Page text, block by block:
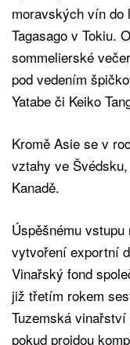
moravských vín
Tagasago v Tokiu.
sommelierské
pod vedením
Yatabe či Keiko
Kromě Asie se v
vztahy ve
Kanadě.
Úspěšnému
vytvoření exportní
Vinařský fond
již třetím rokem
Tuzemská
pokud projdou